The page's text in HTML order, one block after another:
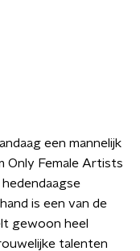
een mannelijk
Only Female Artists
is een van de
gewoon heel
talenten